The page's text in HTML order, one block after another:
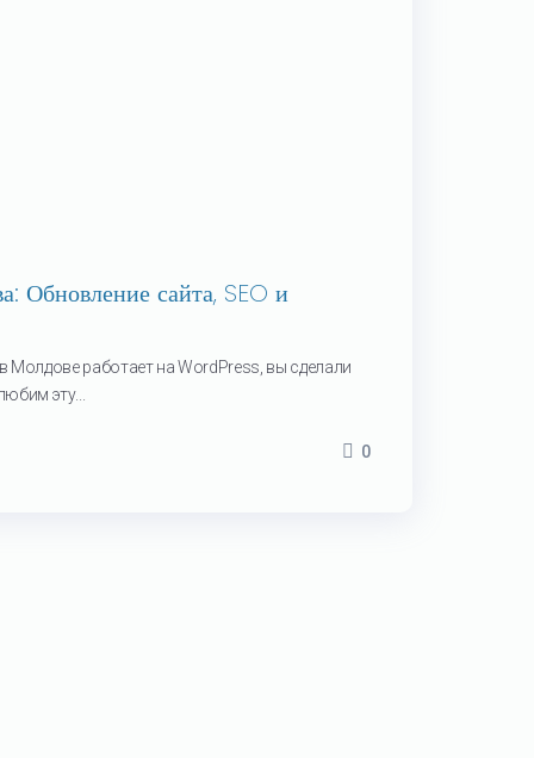
Обновление сайта, SEO и
Молдове работает на WordPress, вы сделали
эту...
0